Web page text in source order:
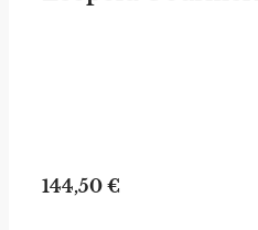
144,50 €